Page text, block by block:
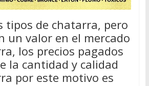
tipos de chatarra, pero
un valor en el mercado
los precios pagados
la cantidad y calidad
por este motivo es